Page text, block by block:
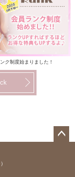
ク制度始まりました！